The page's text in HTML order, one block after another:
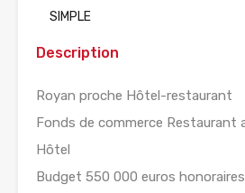
SIMPLE
Description
Royan proche Hôtel-restaurant
Fonds de commerce Restaurant
Hôtel
Budget 550 000 euros